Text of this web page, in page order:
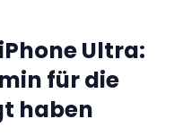
Ultra:
für die
haben